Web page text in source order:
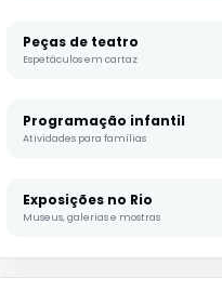
Peças de teatro
Espetáculos em cartaz
Programação infantil
Atividades para famílias
Exposições no Rio
Museus, galerias e mostras